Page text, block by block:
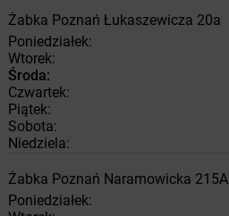
Żabka Poznań Łukaszewicza 20a
Poniedziałek:
Wtorek:
Środa:
Czwartek:
Piątek:
Sobota:
Niedziela:
Żabka Poznań Naramowicka 215A
Poniedziałek: